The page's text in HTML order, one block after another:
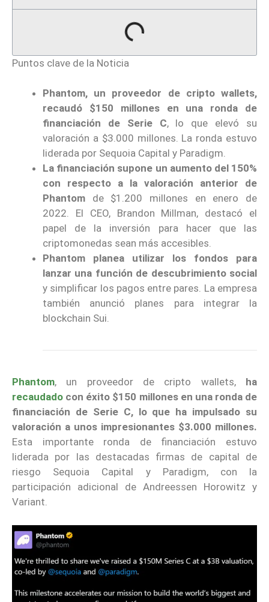
Puntos clave de la Noticia
Phantom, un proveedor de cripto wallets,
recaudó $150 millones en una ronda de
financiación de Serie C, lo que elevó su
valoración a $3.000 millones. La ronda estuvo
liderada por Sequoia Capital y Paradigm.
La financiación supone un aumento del 150%
con respecto a la valoración anterior de
Phantom de $1.200 millones en enero de
2022. El CEO, Brandon Millman, destacó el
papel de la inversión para hacer que las
criptomonedas sean más accesibles.
Phantom planea utilizar los fondos para
lanzar una función de descubrimiento social
y simplificar los pagos entre pares. La empresa
también anunció planes para integrar la
blockchain Sui.
Phantom, un proveedor de cripto wallets, ha
recaudado con éxito $150 millones en una ronda de
financiación de Serie C, lo que ha impulsado su
valoración a unos impresionantes $3.000 millones.
Esta importante ronda de financiación estuvo
liderada por las destacadas firmas de capital de
riesgo Sequoia Capital y Paradigm, con la
participación adicional de Andreessen Horowitz y
Variant.